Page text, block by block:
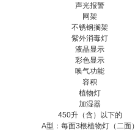
声光报警
网架
不锈钢搁架
紫外消毒灯
液晶显示
彩色显示
唤气功能
容积
植物灯
加湿器
450升（含）以下的
A型：每面3根植物灯（二面）